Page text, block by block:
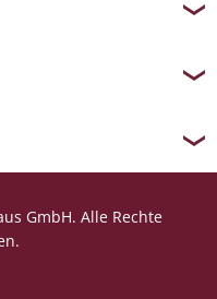
GmbH. Alle Rechte